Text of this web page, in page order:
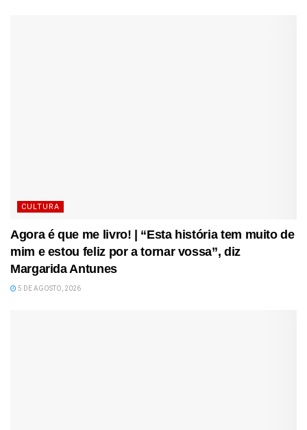
CULTURA
Agora é que me livro! | “Esta história tem muito de
mim e estou feliz por a tornar vossa”, diz
Margarida Antunes
5 DE AGOSTO, 2026